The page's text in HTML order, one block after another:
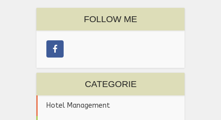
FOLLOW ME
CATEGORIE
Hotel Management